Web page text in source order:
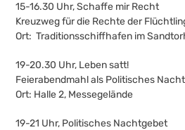
15-16.30 Uhr, Schaffe mir Recht
Kreuzweg für die Rechte der
Ort: Traditionsschiffhafen im
19-20.30 Uhr, Leben satt!
Feierabendmahl als Politisches
Ort: Halle 2, Messegelände
19-21 Uhr, Politisches Nachtgebet